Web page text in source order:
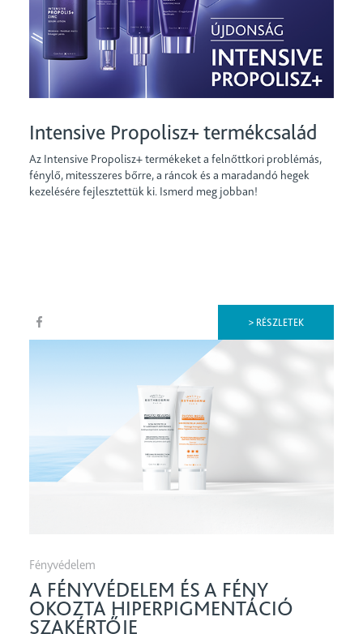
Intensive Propolisz+ termékcsalád
Az Intensive Propolisz+ termékeket a felnőttkori problémás,
fénylő, mitesszeres bőrre, a ráncok és a maradandó hegek
kezelésére fejlesztettük ki. Ismerd meg jobban!
> RÉSZLETEK
Fényvédelem
A FÉNYVÉDELEM ÉS A FÉNY
OKOZTA HIPERPIGMENTÁCIÓ
SZAKÉRTŐJE